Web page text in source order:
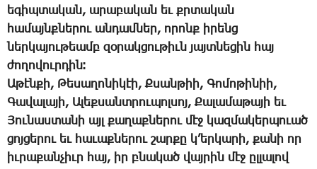
ե­գիպ­տա­կան, ա­րա­բա­կան եւ քրտա­կան
հա­մայնք­նե­րու ան­դամ­ներ, ո­րոնք ի­րենց
ներ­կա­յու­թեամբ զօ­րակ­ցու­թիւն յայտ­նե­ցին հայ
ժո­ղո­վուր­դին։
Ա­թէն­քի, ­Թե­սա­ղո­նի­կէի, Ք­սան­թիի, ­Գո­մո­թի­նիի,
­Գա­վա­լա­յի, Ա­լեք­սանտ­րու­պոլ­սոյ, ­Քա­լա­մա­թա­յի եւ
­Յու­նաս­տա­նի այլ քա­ղաք­նե­րու մէջ կազ­մա­կեր­պուած
ցոյ­ցե­րու եւ հա­ւաք­նե­րու շար­քը կ’եր­կա­րի, քա­նի որ
իւ­րա­քան­չիւր հայ, իր բնա­կած վայ­րին մէջ ըլ­լա­լով